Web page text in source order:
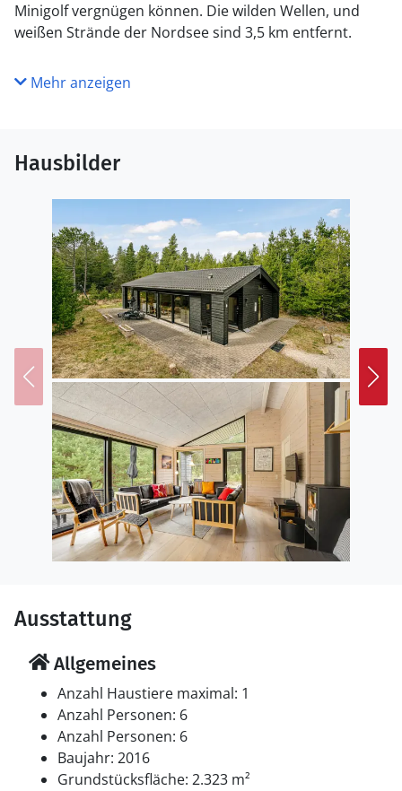
Minigolf vergnügen können. Die wilden Wellen, und
weißen Strände der Nordsee sind 3,5 km entfernt.
Mehr anzeigen
Hausbilder
Ausstattung
Allgemeines
Anzahl Haustiere maximal: 1
Anzahl Personen: 6
Anzahl Personen: 6
Baujahr: 2016
Grundstücksfläche: 2.323 m²